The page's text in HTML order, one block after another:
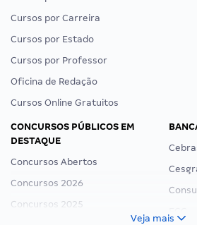
Cursos por Carreira
Cursos por Estado
Cursos por Professor
Oficina de Redação
Cursos Online Gratuitos
CONCURSOS PÚBLICOS EM
DESTAQUE
Concursos Abertos
Concursos 2026
Concursos 2025
Veja mais